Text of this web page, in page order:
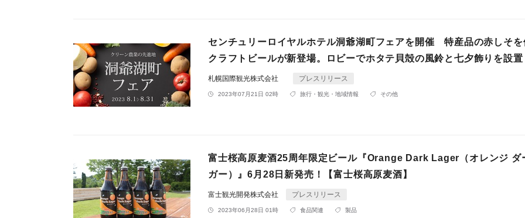
センチュリーロイヤルホテル洞爺湖町フェアを開催 特産品の赤しそを
クラフトビールが新登場。ロビーでホタテ貝殻の風鈴と七夕飾りを設置
札幌国際観光株式会社 プレスリリース
2023年07月21日 02時 旅行・観光・地域情報 その他
富士桜高原麦酒25周年限定ビール『Orange Dark Lager（オレンジ ダ
ガー）』6月28日新発売！【富士桜高原麦酒】
富士観光開発株式会社 プレスリリース
2023年06月28日 01時 食品関連 製品